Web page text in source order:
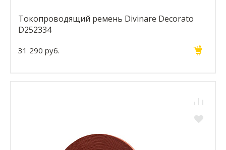
Токопроводящий ремень Divinare Decorato
D252334
31 290 руб.